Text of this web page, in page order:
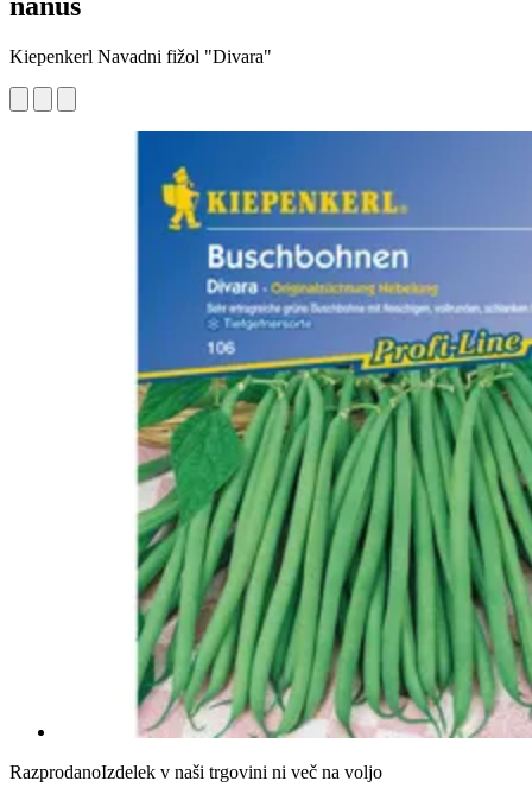
Kiepenkerl Navadni fižol "Divara"
RazprodanoIzdelek v naši trgovini ni več na voljo